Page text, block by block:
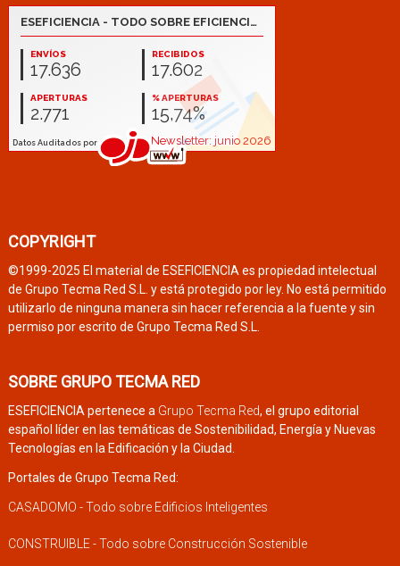
COPYRIGHT
©1999-2025 El material de ESEFICIENCIA es propiedad intelectual
de Grupo Tecma Red S.L. y está protegido por ley. No está permitido
utilizarlo de ninguna manera sin hacer referencia a la fuente y sin
permiso por escrito de Grupo Tecma Red S.L.
SOBRE GRUPO TECMA RED
ESEFICIENCIA pertenece a Grupo Tecma Red, el grupo editorial
español líder en las temáticas de Sostenibilidad, Energía y Nuevas
Tecnologías en la Edificación y la Ciudad.
Portales de Grupo Tecma Red:
CASADOMO - Todo sobre Edificios Inteligentes
CONSTRUIBLE - Todo sobre Construcción Sostenible